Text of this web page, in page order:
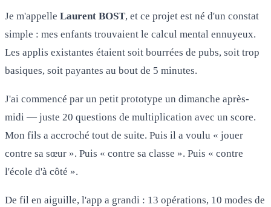
Je m'appelle Laurent BOST, et ce projet est né d'un constat
simple : mes enfants trouvaient le calcul mental ennuyeux.
Les applis existantes étaient soit bourrées de pubs, soit trop
basiques, soit payantes au bout de 5 minutes.
J'ai commencé par un petit prototype un dimanche après-
midi — juste 20 questions de multiplication avec un score.
Mon fils a accroché tout de suite. Puis il a voulu « jouer
contre sa sœur ». Puis « contre sa classe ». Puis « contre
l'école d'à côté ».
De fil en aiguille, l'app a grandi : 13 opérations, 10 modes de